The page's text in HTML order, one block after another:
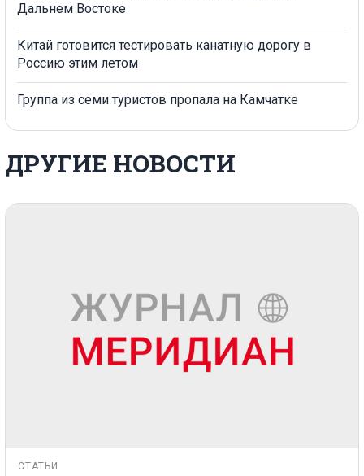
Дальнем Востоке
Китай готовится тестировать канатную дорогу в
Россию этим летом
Группа из семи туристов пропала на Камчатке
ДРУГИЕ НОВОСТИ
СТАТЬИ